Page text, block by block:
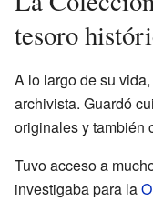
tesoro
A lo largo de su
archivista. Guardó
originales y también
Tuvo acceso a
investigaba para la